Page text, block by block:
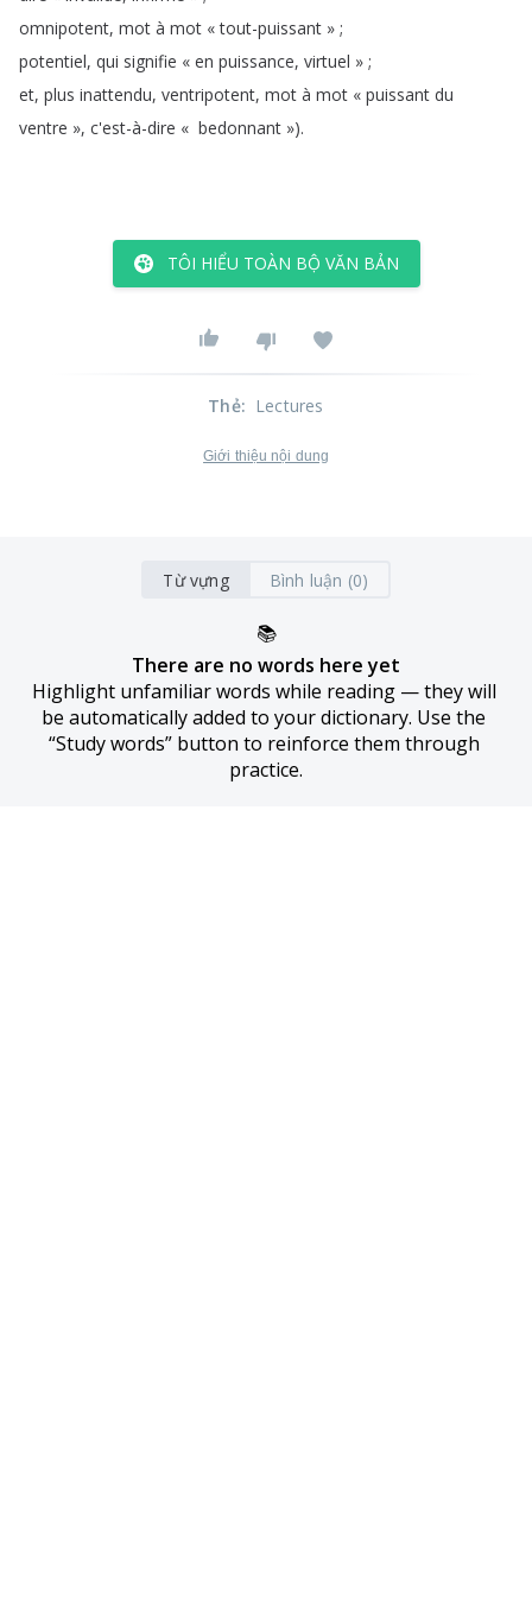
omnipotent, mot à mot « tout-puissant » ;
potentiel, qui signifie « en puissance, virtuel » ;
et, plus inattendu, ventripotent, mot à mot « puissant du
ventre », c'est-à-dire « bedonnant »).
TÔI HIỂU TOÀN BỘ VĂN BẢN
Thẻ: Lectures
Giới thiệu nội dung
Từ vựng Bình luận (0)
📚
There are no words here yet
Highlight unfamiliar words while reading — they will
be automatically added to your dictionary. Use the
“Study words” button to reinforce them through
practice.